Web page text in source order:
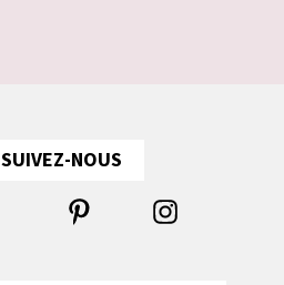
SUIVEZ-NOUS